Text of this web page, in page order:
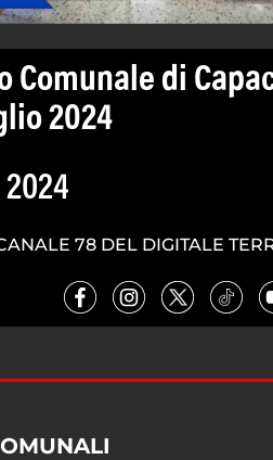
Comunale di
2024
78 DEL DIGITALE